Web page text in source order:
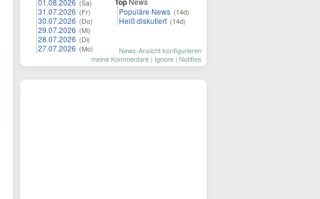
01.08.2026 (Sa)
31.07.2026 (Fr)
30.07.2026 (Do)
29.07.2026 (Mi)
28.07.2026 (Di)
27.07.2026 (Mo)
Populäre News (14d)
Heiß diskutiert (14d)
News-Ansicht konfigurieren
meine Kommentare | Ignore | Notifies